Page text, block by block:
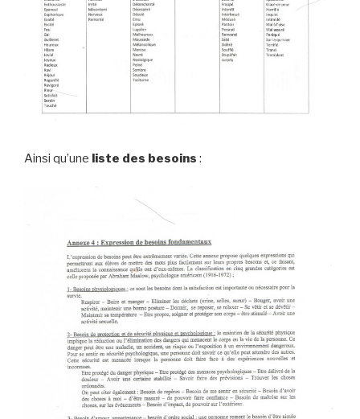
Ainsi qu’une liste des besoins :